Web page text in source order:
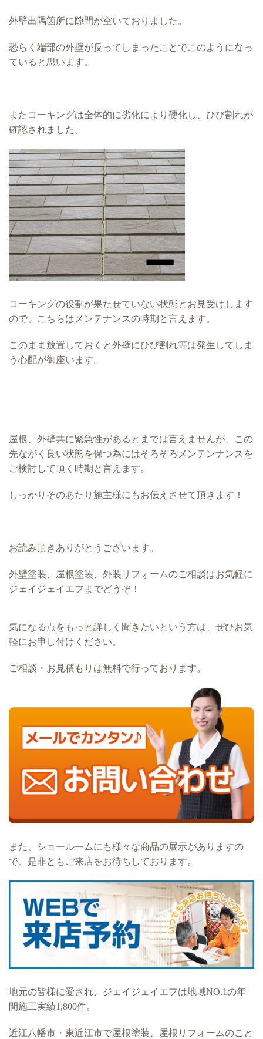
外壁出隅箇所に隙間が空いておりました。
恐らく端部の外壁が反ってしまったことでこのようになっ
ていると思います。
またコーキングは全体的に劣化により硬化し、ひび割れが
確認されました。
コーキングの役割が果たせていない状態とお見受けします
ので、こちらはメンテナンスの時期と言えます。
このまま放置しておくと外壁にひび割れ等は発生してしま
う心配が御座います。
屋根、外壁共に緊急性があるとまでは言えませんが、この
先ながく良い状態を保つ為にはそろそろメンテンナンスを
ご検討して頂く時期と言えます。
しっかりそのあたり施主様にもお伝えさせて頂きます！
お読み頂きありがとうございます。
外壁塗装、屋根塗装、外装リフォームのご相談はお気軽に
ジェイジェイエフまでどうぞ！
気になる点をもっと詳しく聞きたいという方は、ぜひお気
軽にお申し付けください。
ご相談・お見積もりは無料で行っております。
また、ショールームにも様々な商品の展示がありますの
で、是非ともご来店をお待ちしております。
地元の皆様に愛され、ジェイジェイエフは地域NO.1の年
間施工実績1,800件。
近江八幡市・東近江市で屋根塗装、屋根リフォームのこと